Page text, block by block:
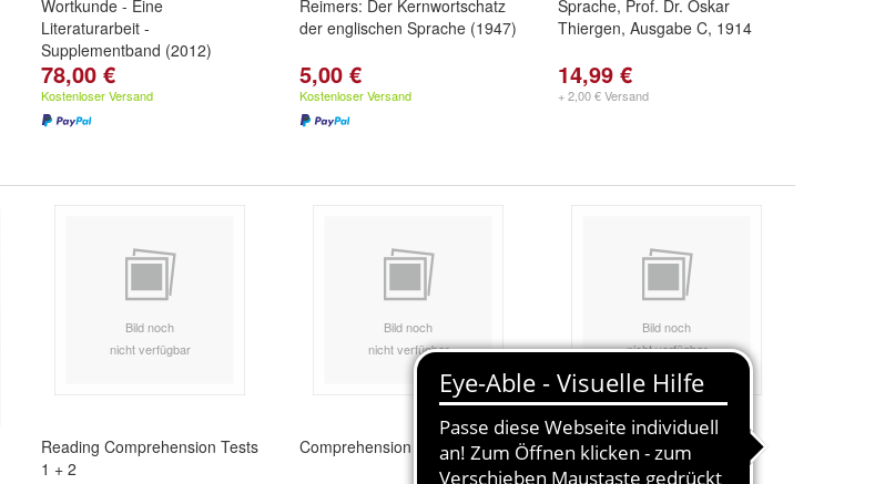
Wortkunde - Eine
Literaturarbeit -
Supplementband (2012)
78,00 €
Kostenloser Versand
Reimers: Der Kernwortschatz
der englischen Sprache (1947)
5,00 €
Kostenloser Versand
Sprache, Prof. Dr. Oskar
Thiergen, Ausgabe C, 1914
14,99 €
+ 2,00 € Versand
Bild noch
nicht verfügbar
Reading Comprehension Tests
1 + 2
Bild noch
nicht verfügbar
Comprehension and Comment
Bild noch
nicht verfügbar
Comprehension Tests/Birke-
Weatherill